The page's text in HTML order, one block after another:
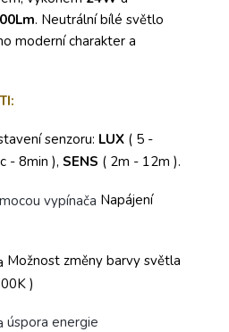
. Neutrální bílé světlo
moderní charakter a
senzoru: LUX ( 5 -
- 8min ), SENS ( 2m - 12m ).
Napájení
Možnost změny barvy světla
)
úspora energie